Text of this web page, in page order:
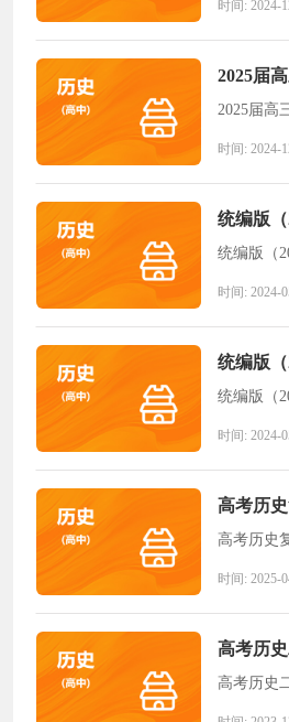
时间: 2024-
2025届
2025届高
时间: 2024-
统编版
统编版（
时间: 2024-
统编版
统编版（
时间: 2024-
高考历
高考历史
时间: 2025-
高考历
高考历史